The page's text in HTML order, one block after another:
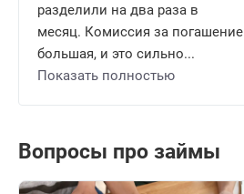
разделили на два раза в
месяц. Комиссия за погашение
большая, и это сильно...
Показать полностью
Вопросы про займы